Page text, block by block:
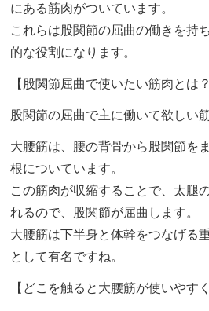
にある筋肉がついています。
これらは股関節の屈曲の働きを持
的な役割になります。
【股関節屈曲で使いたい筋肉とは？
股関節の屈曲で主に働いて欲しい
大腰筋は、腰の背骨から股関節を
根についています。
この筋肉が収縮することで、太腿
れるので、股関節が屈曲します。
大腰筋は下半身と体幹をつなげる
として有名ですね。
【どこを触ると大腰筋が使いやす